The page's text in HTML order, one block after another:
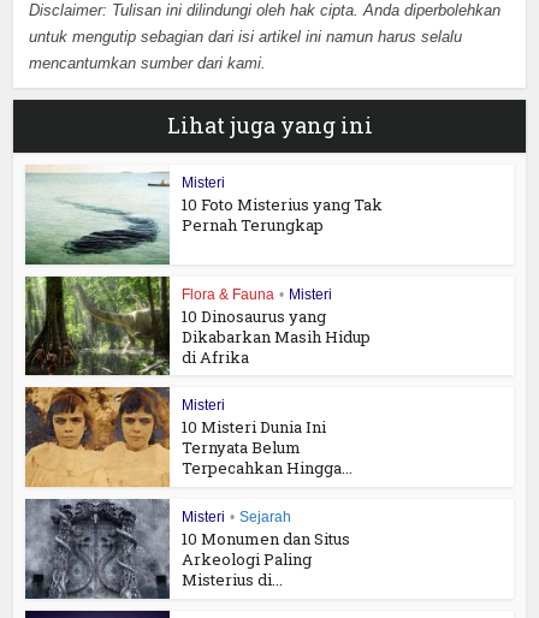
Disclaimer: Tulisan ini dilindungi oleh hak cipta. Anda diperbolehkan
untuk mengutip sebagian dari isi artikel ini namun harus selalu
mencantumkan sumber dari kami.
Lihat juga yang ini
Misteri
10 Foto Misterius yang Tak
Pernah Terungkap
Flora & Fauna • Misteri
10 Dinosaurus yang
Dikabarkan Masih Hidup
di Afrika
Misteri
10 Misteri Dunia Ini
Ternyata Belum
Terpecahkan Hingga...
Misteri • Sejarah
10 Monumen dan Situs
Arkeologi Paling
Misterius di...